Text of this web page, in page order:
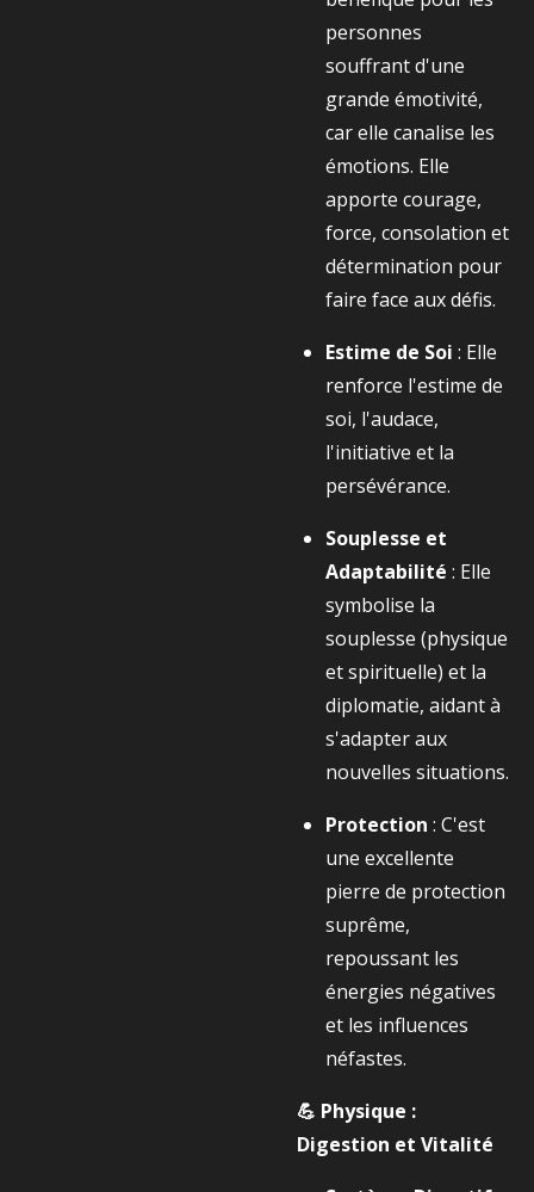
personnes
souffrant d'une
grande émotivité,
car elle canalise les
émotions. Elle
apporte courage,
force, consolation et
détermination pour
faire face aux défis.
Estime de Soi : Elle
renforce l'estime de
soi, l'audace,
l'initiative et la
persévérance.
Souplesse et
Adaptabilité : Elle
symbolise la
souplesse (physique
et spirituelle) et la
diplomatie, aidant à
s'adapter aux
nouvelles situations.
Protection : C'est
une excellente
pierre de protection
suprême,
repoussant les
énergies négatives
et les influences
néfastes.
💪 Physique :
Digestion et Vitalité